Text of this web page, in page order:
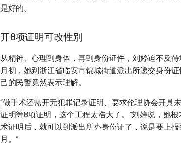
是好的。
开8项证明可改性别
从精神、心理到身体，再到身份证件，刘婷迫不及
月初，她到浙江省临安市锦城街道派出所递交身份
己的民警竟然表示理解。
“做手术还需开无犯罪记录证明、要求伦理协会开具
证明等8项证明，这个工程太浩大了。”刘婷说，她
术证明后，就可以到派出所办身份证了，说是要上
月。”